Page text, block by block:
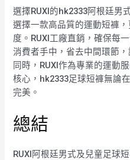
選擇RUXI的hk2333阿根廷男
選擇一款高品質的運動短褲
度。RUXI工廠直銷，確保每
消費者手中，省去中間環節
同時，RUXI作為專業的運動
核心，hk2333足球短褲無論
完美。
總結
RUXI阿根廷男式及兒童足球